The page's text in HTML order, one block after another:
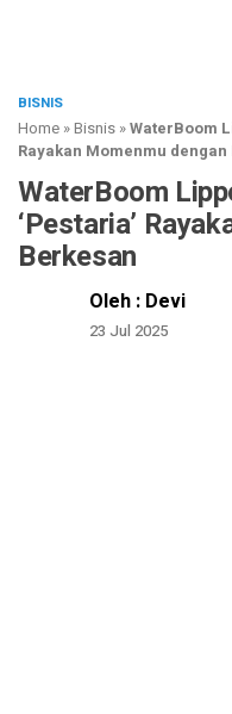
BISNIS
Home »Bisnis »WaterBoom
Rayakan Momenmu
WaterBoom
‘Pestaria’
Berkesan
Oleh : Devi
23 Jul 2025